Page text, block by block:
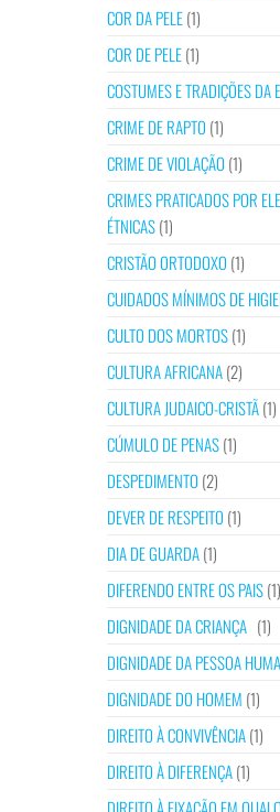
COR DA PELE(1)
COR DE PELE(1)
COSTUMES E TRADIÇÕES DA
CRIME DE RAPTO (1)
CRIME DE VIOLAÇÃO (1)
CRIMES PRATICADOS POR
ÉTNICAS(1)
CRISTÃO ORTODOXO (1)
CUIDADOS MÍNIMOS DE
CULTO DOS MORTOS(1)
CULTURA AFRICANA(2)
CULTURA JUDAICO-CRISTÃ(1)
CÚMULO DE PENAS(1)
DESPEDIMENTO (2)
DEVER DE RESPEITO (1)
DIA DE GUARDA(1)
DIFERENDO ENTRE OS PAIS(1)
DIGNIDADE DA CRIANÇA (1)
DIGNIDADE DA PESSOA
DIGNIDADE DO HOMEM (1)
DIREITO À CONVIVÊNCIA(1)
DIREITO À DIFERENÇA(1)